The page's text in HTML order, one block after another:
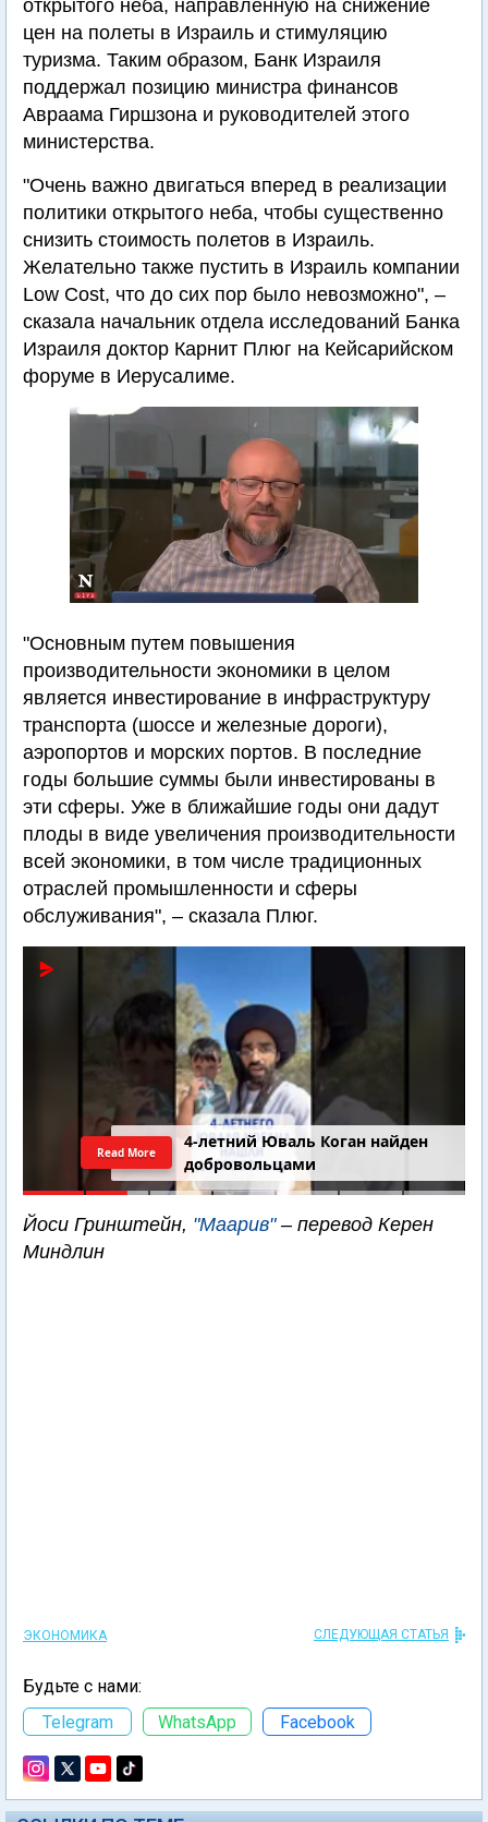
открытого неба, направленную на снижение
цен на полеты в Израиль и стимуляцию
туризма. Таким образом, Банк Израиля
поддержал позицию министра финансов
Авраама Гиршзона и руководителей этого
министерства.
"Очень важно двигаться вперед в реализации
политики открытого неба, чтобы существенно
снизить стоимость полетов в Израиль.
Желательно также пустить в Израиль компании
Low Cost, что до сих пор было невозможно", –
сказала начальник отдела исследований Банка
Израиля доктор Карнит Плюг на Кейсарийском
форуме в Иерусалиме.
"Основным путем повышения
производительности экономики в целом
является инвестирование в инфраструктуру
транспорта (шоссе и железные дороги),
аэропортов и морских портов. В последние
годы большие суммы были инвестированы в
эти сферы. Уже в ближайшие годы они дадут
плоды в виде увеличения производительности
всей экономики, в том числе традиционных
отраслей промышленности и сферы
обслуживания", – сказала Плюг.
4-летний Юваль Коган найден
добровольцами
Read More
Йоси Гринштейн, "Маарив"– перевод Керен
Миндлин
ЭКОНОМИКА СЛЕДУЮЩАЯ СТАТЬЯ
Будьте с нами:
Telegram
WhatsApp Facebook